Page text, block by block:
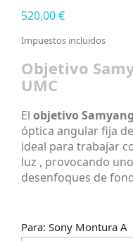
520,00 €
Impuestos incluidos
Objetivo
UMC
El objetivo
óptica angular fija
ideal para trabajar
luz , provocando
desenfoques de
Para: Sony Montura A